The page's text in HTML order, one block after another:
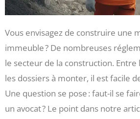
Vous envisagez de construire une
immeuble ? De nombreuses
le secteur de la construction. Entre
les dossiers à monter, il est facile
Une question se pose : faut-il se
un avocat ? Le point dans notre